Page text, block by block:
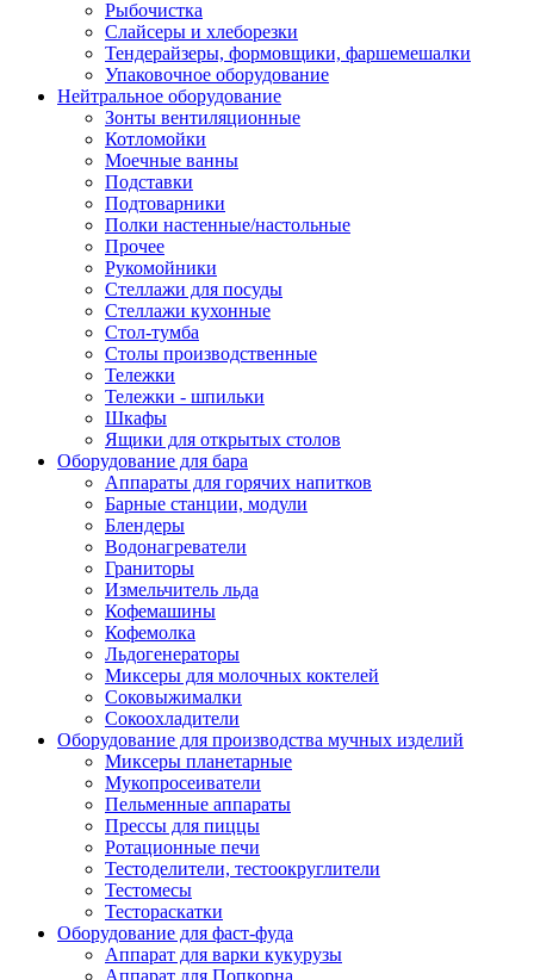
Рыбочистка
Слайсеры и хлеборезки
Тендерайзеры, формовщики, фаршемешалки
Упаковочное оборудование
Нейтральное оборудование
Зонты вентиляционные
Котломойки
Моечные ванны
Подставки
Подтоварники
Полки настенные/настольные
Прочее
Рукомойники
Стеллажи для посуды
Стеллажи кухонные
Стол-тумба
Столы производственные
Тележки
Тележки - шпильки
Шкафы
Ящики для открытых столов
Оборудование для бара
Аппараты для горячих напитков
Барные станции, модули
Блендеры
Водонагреватели
Граниторы
Измельчитель льда
Кофемашины
Кофемолка
Льдогенераторы
Миксеры для молочных коктелей
Соковыжималки
Сокоохладители
Оборудование для производства мучных изделий
Миксеры планетарные
Мукопросеиватели
Пельменные аппараты
Прессы для пиццы
Ротационные печи
Тестоделители, тестоокруглители
Тестомесы
Тестораскатки
Оборудование для фаст-фуда
Аппарат для варки кукурузы
Аппарат для Попкорна